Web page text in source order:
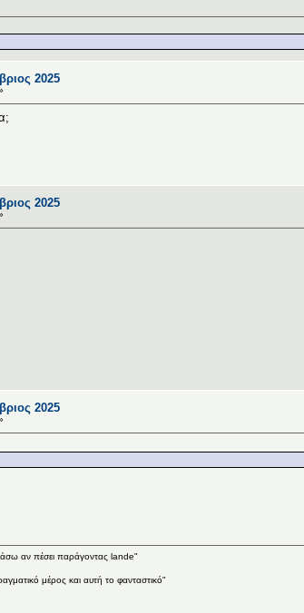
2025
2025
2025
αν πέσει παράγοντας lande"
μέρος και αυτή το φανταστικό"